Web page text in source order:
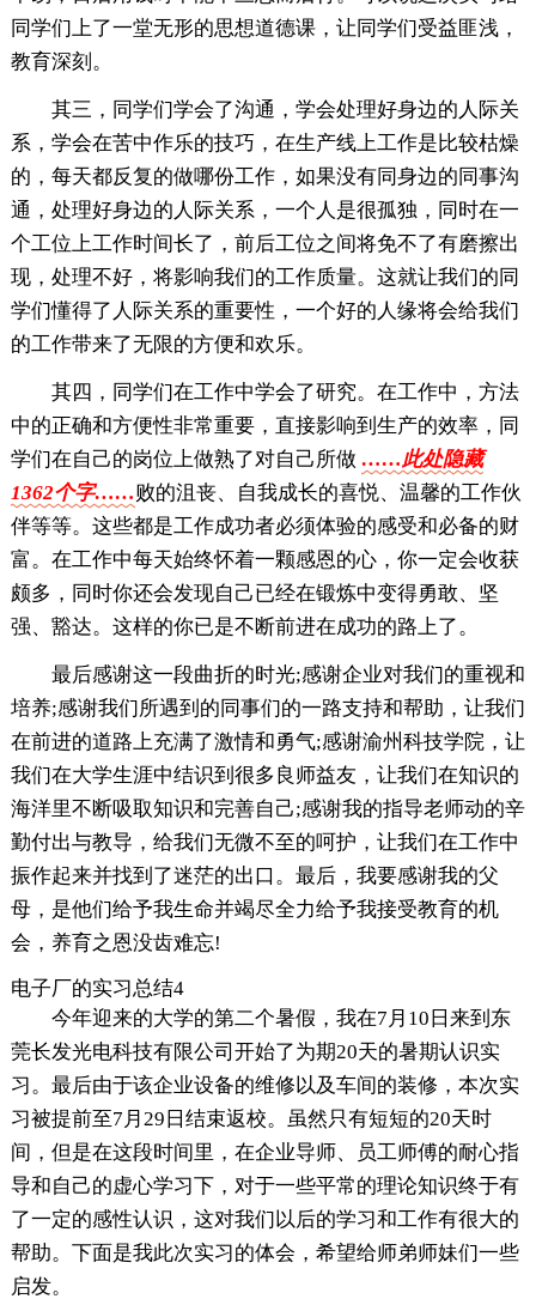
同学们上了一堂无形的思想道德课，让同学们受益匪浅，
教育深刻。
其三，同学们学会了沟通，学会处理好身边的人际关
系，学会在苦中作乐的技巧，在生产线上工作是比较枯燥
的，每天都反复的做哪份工作，如果没有同身边的同事沟
通，处理好身边的人际关系，一个人是很孤独，同时在一
个工位上工作时间长了，前后工位之间将免不了有磨擦出
现，处理不好，将影响我们的工作质量。这就让我们的同
学们懂得了人际关系的重要性，一个好的人缘将会给我们
的工作带来了无限的方便和欢乐。
其四，同学们在工作中学会了研究。在工作中，方法
中的正确和方便性非常重要，直接影响到生产的效率，同
学们在自己的岗位上做熟了对自己所做 ……此处隐藏
1362个字……败的沮丧、自我成长的喜悦、温馨的工作伙
伴等等。这些都是工作成功者必须体验的感受和必备的财
富。在工作中每天始终怀着一颗感恩的心，你一定会收获
颇多，同时你还会发现自己已经在锻炼中变得勇敢、坚
强、豁达。这样的你已是不断前进在成功的路上了。
最后感谢这一段曲折的时光;感谢企业对我们的重视和
培养;感谢我们所遇到的同事们的一路支持和帮助，让我们
在前进的道路上充满了激情和勇气;感谢渝州科技学院，让
我们在大学生涯中结识到很多良师益友，让我们在知识的
海洋里不断吸取知识和完善自己;感谢我的指导老师动的辛
勤付出与教导，给我们无微不至的呵护，让我们在工作中
振作起来并找到了迷茫的出口。最后，我要感谢我的父
母，是他们给予我生命并竭尽全力给予我接受教育的机
会，养育之恩没齿难忘!
电子厂的实习总结4
今年迎来的大学的第二个暑假，我在7月10日来到东
莞长发光电科技有限公司开始了为期20天的暑期认识实
习。最后由于该企业设备的维修以及车间的装修，本次实
习被提前至7月29日结束返校。虽然只有短短的20天时
间，但是在这段时间里，在企业导师、员工师傅的耐心指
导和自己的虚心学习下，对于一些平常的理论知识终于有
了一定的感性认识，这对我们以后的学习和工作有很大的
帮助。下面是我此次实习的体会，希望给师弟师妹们一些
启发。